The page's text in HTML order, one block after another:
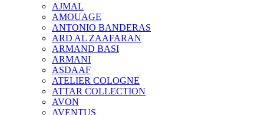
AJMAL
AMOUAGE
ANTONIO BANDERAS
ARD AL ZAAFARAN
ARMAND BASI
ARMANI
ASDAAF
ATELIER COLOGNE
ATTAR COLLECTION
AVON
AVENTUS